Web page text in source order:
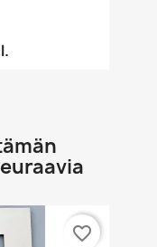
favorite_border